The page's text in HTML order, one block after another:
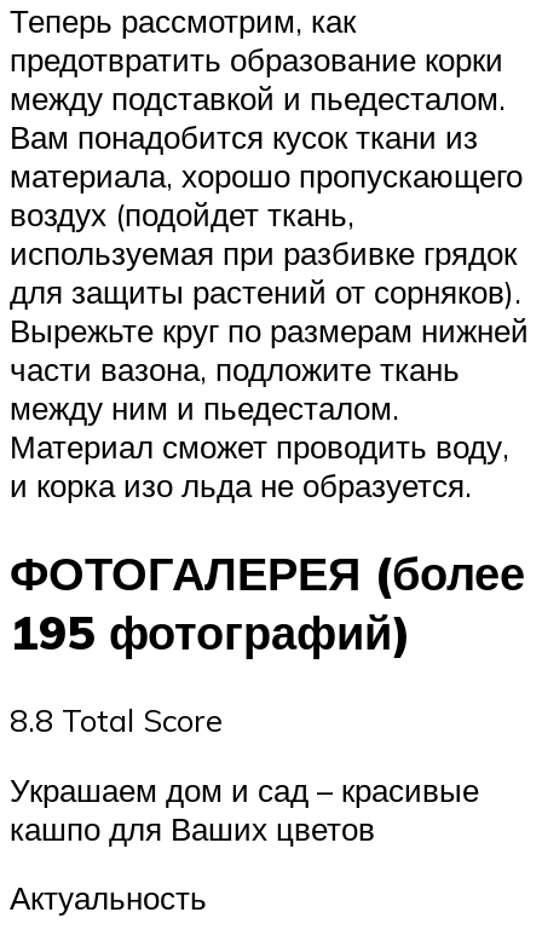
Теперь рассмотрим, как
предотвратить образование корки
между подставкой и пьедесталом.
Вам понадобится кусок ткани из
материала, хорошо пропускающего
воздух (подойдет ткань,
используемая при разбивке грядок
для защиты растений от сорняков).
Вырежьте круг по размерам нижней
части вазона, подложите ткань
между ним и пьедесталом.
Материал сможет проводить воду,
и корка изо льда не образуется.
ФОТОГАЛЕРЕЯ (более
195 фотографий)
8.8 Total Score
Украшаем дом и сад – красивые
кашпо для Ваших цветов
Актуальность